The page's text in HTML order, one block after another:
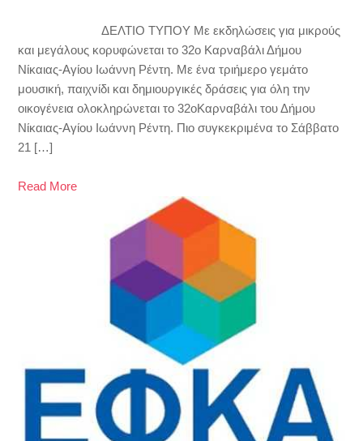
ΔΕΛΤΙΟ ΤΥΠΟΥ Με εκδηλώσεις για μικρούς
και μεγάλους κορυφώνεται το 32ο Καρναβάλι Δήμου
Νίκαιας-Αγίου Ιωάννη Ρέντη. Με ένα τριήμερο γεμάτο
μουσική, παιχνίδι και δημιουργικές δράσεις για όλη την
οικογένεια ολοκληρώνεται το 32οΚαρναβάλι του Δήμου
Νίκαιας-Αγίου Ιωάννη Ρέντη. Πιο συγκεκριμένα το Σάββατο
21 […]
Read More